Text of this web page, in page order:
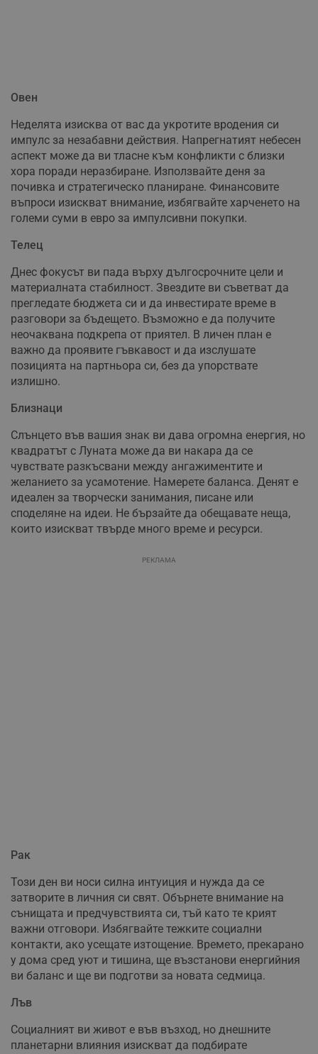
Овен
Неделята изисква от вас да укротите вродения си
импулс за незабавни действия. Напрегнатият небесен
аспект може да ви тласне към конфликти с близки
хора поради неразбиране. Използвайте деня за
почивка и стратегическо планиране. Финансовите
въпроси изискват внимание, избягвайте харченето на
големи суми в евро за импулсивни покупки.
Телец
Днес фокусът ви пада върху дългосрочните цели и
материалната стабилност. Звездите ви съветват да
прегледате бюджета си и да инвестирате време в
разговори за бъдещето. Възможно е да получите
неочаквана подкрепа от приятел. В личен план е
важно да проявите гъвкавост и да изслушате
позицията на партньора си, без да упорствате
излишно.
Близнаци
Слънцето във вашия знак ви дава огромна енергия, но
квадратът с Луната може да ви накара да се
чувствате разкъсвани между ангажиментите и
желанието за усамотение. Намерете баланса. Денят е
идеален за творчески занимания, писане или
споделяне на идеи. Не бързайте да обещавате неща,
които изискват твърде много време и ресурси.
РЕКЛАМА
Рак
Този ден ви носи силна интуиция и нужда да се
затворите в личния си свят. Обърнете внимание на
сънищата и предчувствията си, тъй като те крият
важни отговори. Избягвайте тежките социални
контакти, ако усещате изтощение. Времето, прекарано
у дома сред уют и тишина, ще възстанови енергийния
ви баланс и ще ви подготви за новата седмица.
Лъв
Социалният ви живот е във възход, но днешните
планетарни влияния изискват да подбирате